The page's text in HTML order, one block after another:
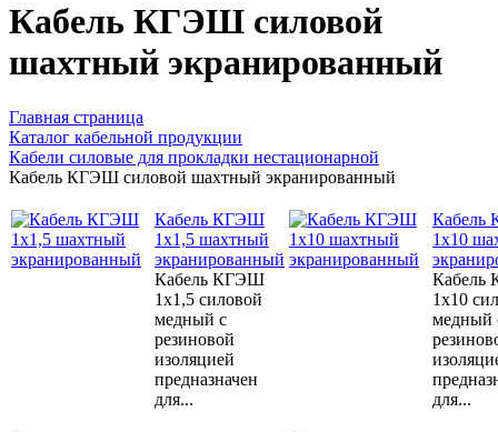
Кабель КГЭШ силовой
шахтный экранированный
Главная страница
Каталог кабельной продукции
Кабели силовые для прокладки нестационарной
Кабель КГЭШ силовой шахтный экранированный
Кабель КГЭШ
1x1,5 шахтный
экранированный
Кабель КГЭШ
1x1,5 силовой
медный с
резиновой
изоляцией
предназначен
для...
1x10
1x10
медный
для...